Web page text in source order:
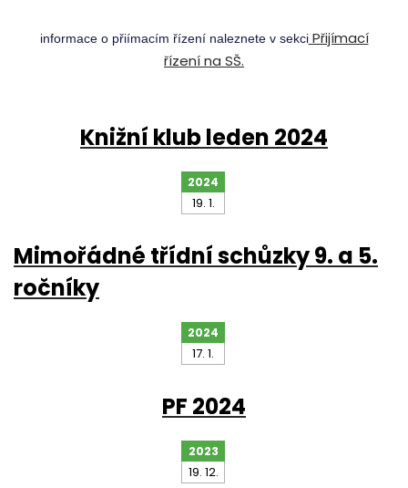
informace o přiímacím řízení naleznete v sekciPřijímací
řízení na SŠ.
Knižní klub leden 2024
2024
19. 1.
Mimořádné třídní schůzky 9. a 5.
ročníky
2024
17. 1.
PF 2024
2023
19. 12.